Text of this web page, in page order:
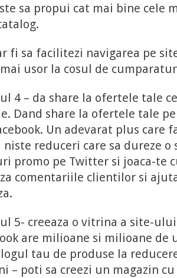
sa propui cat mai bine cele
fi sa facilitezi navigarea pe
usor la cosul de
4 – da share la ofertele tale
Dand share la ofertele tale
Un adevarat plus care
reduceri care sa dureze o
promo pe Twitter si joaca-te
comentariile clientilor si
5- creeaza o vitrina a site-
are milioane si milioane
tau de produse la
– poti sa creezi un magazin